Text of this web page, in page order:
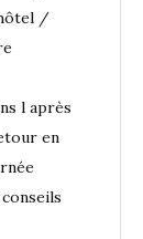
/
l après
en